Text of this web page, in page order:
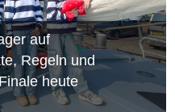
auf
Regeln und
heute